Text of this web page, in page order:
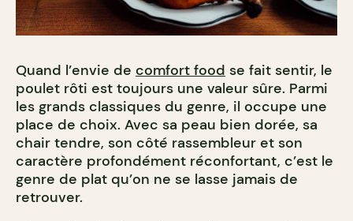
Quand l’envie de comfort food se fait sentir, le
poulet rôti est toujours une valeur sûre. Parmi
les grands classiques du genre, il occupe une
place de choix. Avec sa peau bien dorée, sa
chair tendre, son côté rassembleur et son
caractère profondément réconfortant, c’est le
genre de plat qu’on ne se lasse jamais de
retrouver.